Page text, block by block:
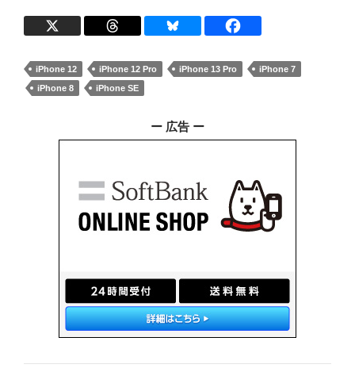
iPhone 12 iPhone 12 Pro iPhone 13 Pro
iPhone 7
iPhone 8
iPhone SE
ー 広告 ー